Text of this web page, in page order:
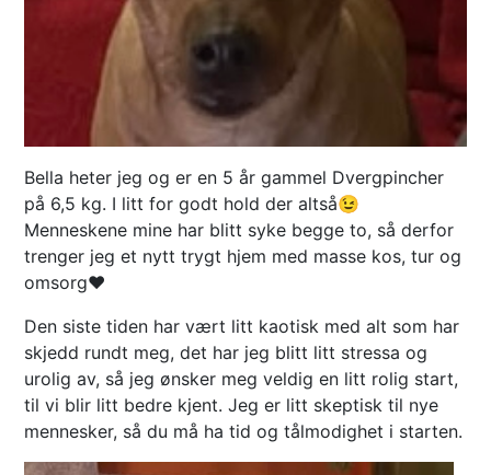
Bella heter jeg og er en 5 år gammel Dvergpincher
på 6,5 kg. I litt for godt hold der altså😉
Menneskene mine har blitt syke begge to, så derfor
trenger jeg et nytt trygt hjem med masse kos, tur og
omsorg❤️
Den siste tiden har vært litt kaotisk med alt som har
skjedd rundt meg, det har jeg blitt litt stressa og
urolig av, så jeg ønsker meg veldig en litt rolig start,
til vi blir litt bedre kjent. Jeg er litt skeptisk til nye
mennesker, så du må ha tid og tålmodighet i starten.